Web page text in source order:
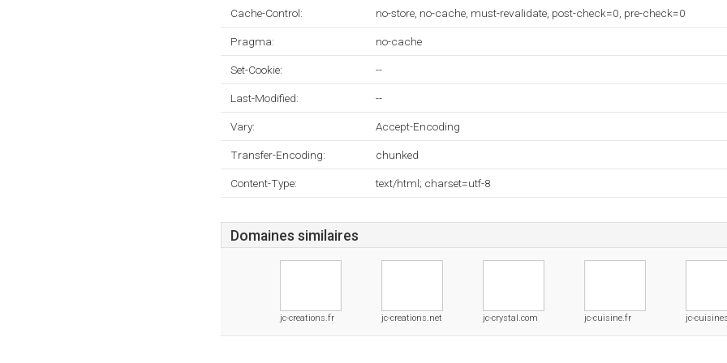
Cache-Control: no-store, no-cache, must-revalidate, post-check=0, pre-check=0
Pragma: no-cache
Set-Cookie: --
Last-Modified: --
Vary: Accept-Encoding
Transfer-Encoding: chunked
Content-Type: text/html; charset=utf-8
Domaines similaires
jc-creations.fr jc-creations.net jc-crystal.com jc-cuisine.fr jc-